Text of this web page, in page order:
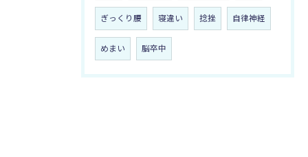
ぎっくり腰 寝違い 捻挫 自律神経
めまい 脳卒中